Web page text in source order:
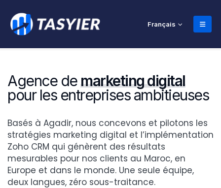
Français
Agence demarketing digital
pour les entreprises ambitieuses
Basés à Agadir, nous concevons et pilotons les
stratégies marketing digital et l’implémentation
Zoho CRM qui génèrent des résultats
mesurables pour nos clients au Maroc, en
Europe et dans le monde. Une seule équipe,
deux langues, zéro sous-traitance.